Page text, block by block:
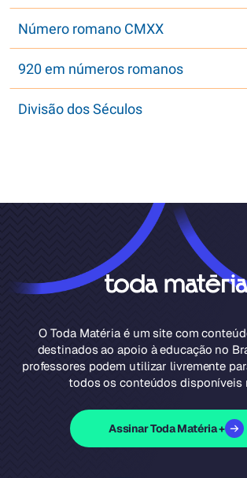
Número romano CMXX
920 em números romanos
Divisão dos Séculos
O Toda Matéria é um site com
destinados ao apoio à educação no
professores podem utilizar livremente
todos os conteúdos disponíveis
Assinar Toda Matéria +